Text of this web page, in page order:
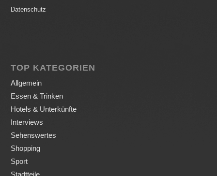
Datenschutz
TOP KATEGORIEN
Allgemein
Essen & Trinken
Hotels & Unterkünfte
Interviews
Sehenswertes
Shopping
Sport